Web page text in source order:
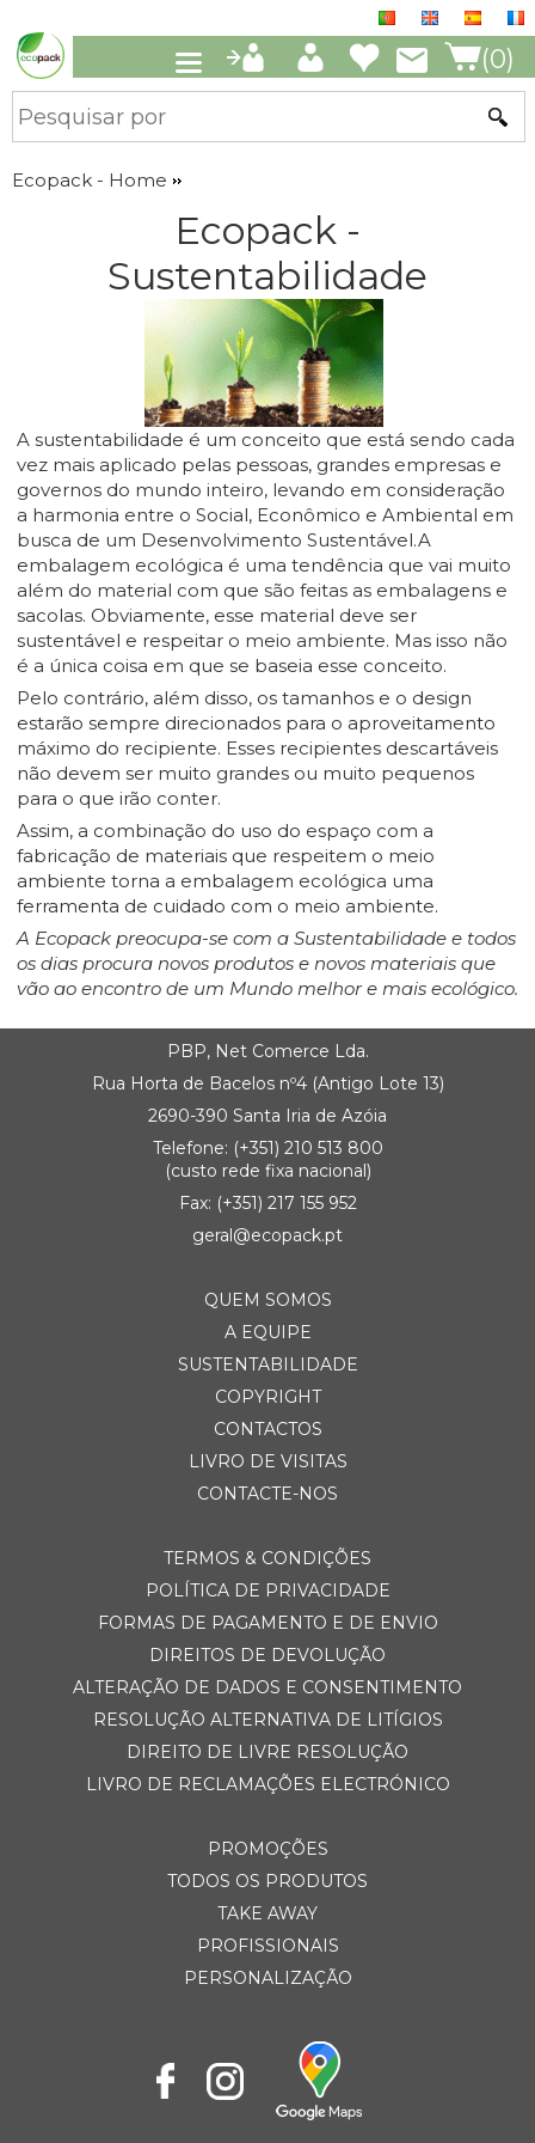
(0)
Ecopack - Home
Ecopack -
Sustentabilidade
A sustentabilidade é um conceito que está sendo cada
vez mais aplicado pelas pessoas, grandes empresas e
governos do mundo inteiro, levando em consideração
a harmonia entre o Social, Econômico e Ambiental em
busca de um Desenvolvimento Sustentável.A
embalagem ecológica é uma tendência que vai muito
além do material com que são feitas as embalagens e
sacolas. Obviamente, esse material deve ser
sustentável e respeitar o meio ambiente. Mas isso não
é a única coisa em que se baseia esse conceito.
Pelo contrário, além disso, os tamanhos e o design
estarão sempre direcionados para o aproveitamento
máximo do recipiente. Esses recipientes descartáveis ​​
não devem ser muito grandes ou muito pequenos
para o que irão conter.
Assim, a combinação do uso do espaço com a
fabricação de materiais que respeitem o meio
ambiente torna a embalagem ecológica uma
ferramenta de cuidado com o meio ambiente.
A Ecopack preocupa-se com a Sustentabilidade e todos
os dias procura novos produtos e novos materiais que
vão ao encontro de um Mundo melhor e mais ecológico.
PBP, Net Comerce Lda.
Rua Horta de Bacelos nº4 (Antigo Lote 13)
2690-390 Santa Iria de Azóia
Telefone: (+351) 210 513 800
(custo rede fixa nacional)
Fax: (+351) 217 155 952
geral@ecopack.pt
QUEM SOMOS
A EQUIPE
SUSTENTABILIDADE
COPYRIGHT
CONTACTOS
LIVRO DE VISITAS
CONTACTE-NOS
TERMOS & CONDIÇÕES
POLÍTICA DE PRIVACIDADE
FORMAS DE PAGAMENTO E DE ENVIO
DIREITOS DE DEVOLUÇÃO
ALTERAÇÃO DE DADOS E CONSENTIMENTO
RESOLUÇÃO ALTERNATIVA DE LITÍGIOS
DIREITO DE LIVRE RESOLUÇÃO
LIVRO DE RECLAMAÇÕES ELECTRÓNICO
PROMOÇÕES
TODOS OS PRODUTOS
TAKE AWAY
PROFISSIONAIS
PERSONALIZAÇÃO